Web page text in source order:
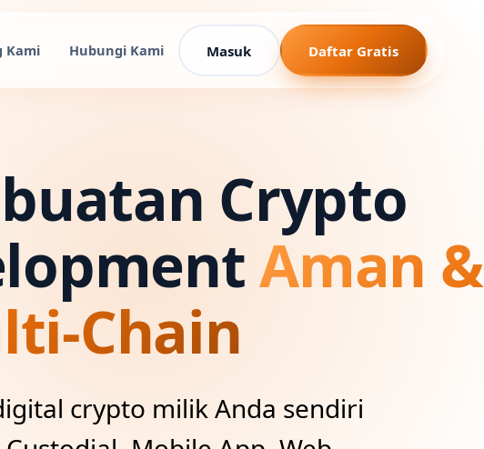
Kami Hubungi Kami Masuk Daftar Gratis
Crypto
Aman &
Chain
crypto milik Anda sendiri